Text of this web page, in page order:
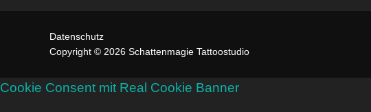
Datenschutz
Copyright © 2026 Schattenmagie Tattoostudio
Cookie Consent mit Real Cookie Banner